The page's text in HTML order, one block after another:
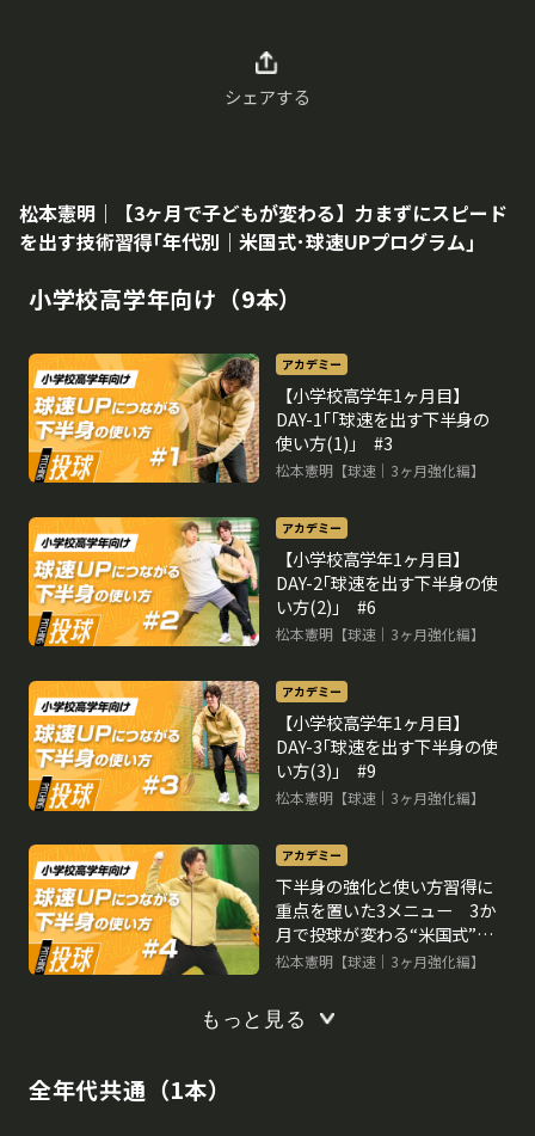
シェアする
松本憲明｜【3ヶ月で子どもが変わる】力まずにスピード
を出す技術習得｢年代別｜米国式･球速UPプログラム｣
小学校高学年向け（9本）
アカデミー
【小学校高学年1ヶ月目】
DAY-1｢｢球速を出す下半身の
使い方(1)｣ #3
松本憲明【球速｜3ヶ月強化編】
アカデミー
【小学校高学年1ヶ月目】
DAY-2｢球速を出す下半身の使
い方(2)｣ #6
松本憲明【球速｜3ヶ月強化編】
アカデミー
【小学校高学年1ヶ月目】
DAY-3｢球速を出す下半身の使
い方(3)｣ #9
松本憲明【球速｜3ヶ月強化編】
アカデミー
下半身の強化と使い方習得に
重点を置いた3メニュー 3か
月で投球が変わる“米国式”球
速アップ理論
松本憲明【球速｜3ヶ月強化編】
もっと見る
全年代共通（1本）